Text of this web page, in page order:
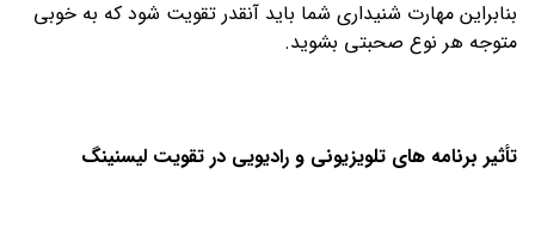
بنابراین مهارت شنیداری شما باید آنقدر تقویت شود که به خوبی
متوجه هر نوع صحبتی بشوید.
تأثیر برنامه­ های تلویزیونی و رادیویی در تقویت لیسنینگ